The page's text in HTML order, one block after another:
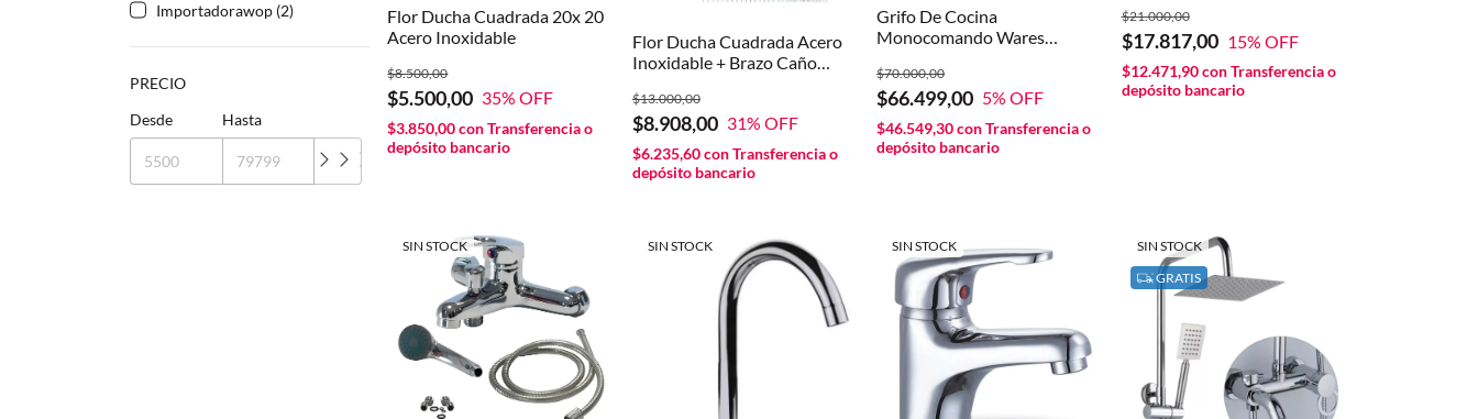
Importadorawop (2)
PRECIO
Desde
Hasta
Flor Ducha Cuadrada 20x 20
Acero Inoxidable
$5.500,00
$8.500,00
35% OFF
$3.850,00conTransferencia o
depósito bancario
Flor Ducha Cuadrada Acero
Inoxidable + Brazo Caño
altapresion
$8.908,00
$13.000,00
31% OFF
$6.235,60conTransferencia o
depósito bancario
Grifo De Cocina
Monocomando Wares
Cromado
$66.499,00
$70.000,00
5% OFF
$46.549,30conTransferencia o
depósito bancario
$17.817,00
$21.000,00
15% OFF
$12.471,90con Transferencia o
depósito bancario
SIN STOCK SIN STOCK SIN STOCK
SIN STOCK
GRATIS